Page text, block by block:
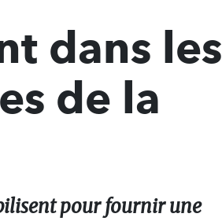
dans les
de la
pour fournir une